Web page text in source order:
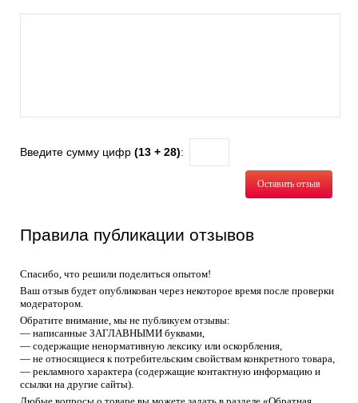
Введите сумму цифр (13 + 28):
Оставить отзыв
Правила публикации отзывов
Спасибо, что решили поделиться опытом!
Ваш отзыв будет опубликован через некоторое время после проверки
модератором.
Обратите внимание, мы не публикуем отзывы:
— написанные ЗАГЛАВНЫМИ буквами,
— содержащие ненормативную лексику или оскорбления,
— не относящиеся к потребительским свойствам конкретного товара,
— рекламного характера (содержащие контактную информацию и
ссылки на другие сайты).